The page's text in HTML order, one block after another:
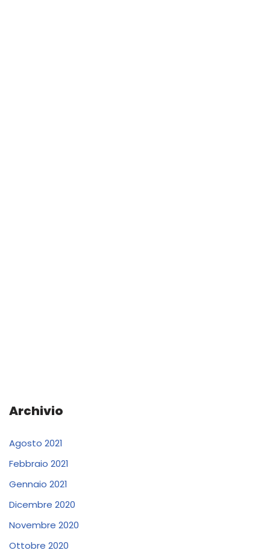
Archivio
Agosto 2021
Febbraio 2021
Gennaio 2021
Dicembre 2020
Novembre 2020
Ottobre 2020